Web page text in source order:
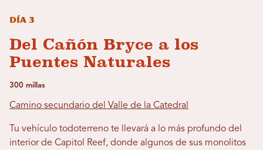
Día 3
Del Cañón Bryce a los
Puentes Naturales
300 millas
Camino secundario del Valle de la Catedral
Tu vehículo todoterreno te llevará a lo más profundo del
interior de Capitol Reef, donde algunos de sus monolitos